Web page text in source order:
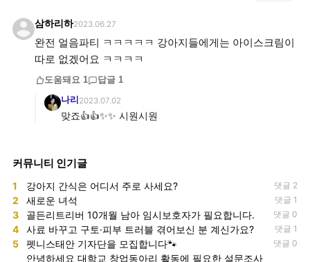
삼하리하2023.06.27
완전 얼음파티 ㅋㅋㅋㅋㅋ 강아지들에게는 아이스크림이
따로 없겠어요 ㅋㅋㅋㅋ
도움돼요 1 답글 1
나리 2023.07.02
맞죠👍👍✨️✨️ 시원시원
커뮤니티 인기글
1 강아지 간식은 어디서 주로 사세요? 댓글 2
2 새로운 녀석 댓글 1
3 골든리트리버 10개월 남아 임시보호자가 필요합니다. 댓글 0
4 사료 바꾸고 구토·피부 트러블 겪어보신 분 계신가요? 댓글 1
5 펫니스태안 기자단을 모집합니다🐾 댓글 0
안녕하세요 대학교 창업동아리 활동에 필요한 설문조사